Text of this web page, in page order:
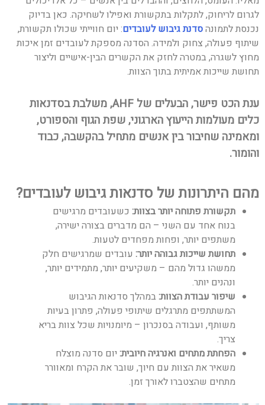
לגרום לריחוק, לתקלות בתקשורת ואפילו לשחיקה. כאן בדיוק
נכנסת לתמונהסדנת גיבוש לעובדים: יום חווייתי שכולו תקשורת,
שיתוף פעולה, צחוק ולמידה. הסדנה מספקת לעובדים זמן איכות
מחוץ לשגרה, במטרה לחזק את הקשרים הבין-אישיים וליצור
תחושת שייכות אמיתית בתוך הצוות.
ענת הכט פישר, הבעלים של AHF, משלבת בסדנאות
כלים מעולמות הייעוץ הארגוני, שפת הגוף והספורט,
ומאמינה שחיבור בין אנשים מתחיל בהקשבה, כבוד
והומור.
מהם היתרונות של סדנאות גיבוש לעובדים?
תקשורת פתוחה יותר בצוות: כשעובדים מרגישים
בנוח אחד עם השני – הם מדברים בצורה ישירה,
משתפים יותר, ופחות מפחדים לטעות.
תחושת שייכות גבוהה יותר: עובדים שמרגישים חלק
ממשהו גדול מהם – משקיעים יותר, מתמידים יותר,
ונהנים יותר.
שיפור עבודת הצוות:במהלך סדנאות הגיבוש
המשתתפים מתרגלים שיתופי פעולה, פתרון בעיות
משותף, ועבודה בסנכרון – מיומנויות שכל צוות בריא
צריך.
הפחתת מתחים ואנרגיה חיובית: יום סדנה מוצלח
משאיר את הצוות עם חיוך, שובר את הקרח ומאוורר
מתחים שהצטברו לאורך זמן.